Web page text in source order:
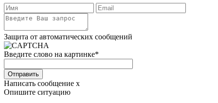
Защита от автоматических сообщений
Введите слово на картинке*
Отправить
Написать сообщение x
Опишите ситуацию